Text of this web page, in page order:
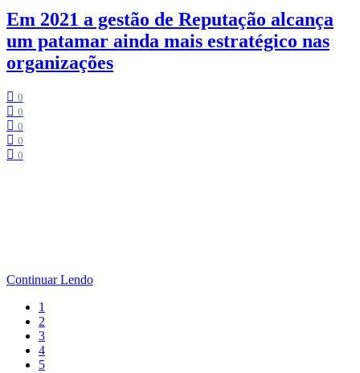
Em 2021 a gestão de Reputação alcança
um patamar ainda mais estratégico nas
organizações
0
0
0
0
0
Continuar Lendo
1
2
3
4
5